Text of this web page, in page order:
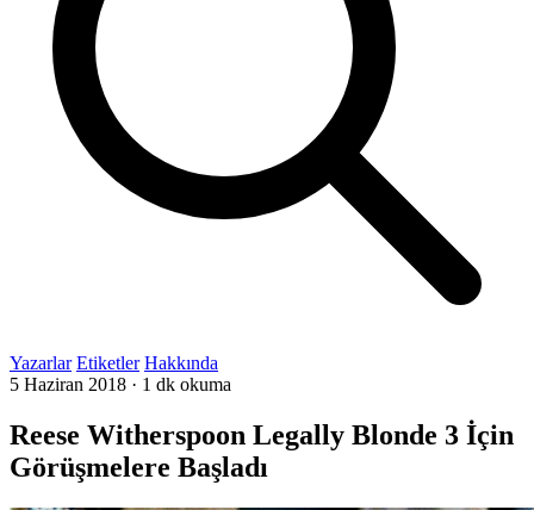
Yazarlar Etiketler Hakkında
5 Haziran 2018 · 1 dk okuma
Reese Witherspoon Legally Blonde 3 İçin
Görüşmelere Başladı